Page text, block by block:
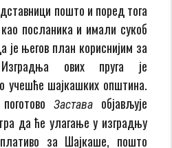
пошто и поред тога
посланика и имали сукоб
његов план кориснијим за
ових пруга је
учешће шајкашких општина.
Заставаобјављује
да ће улагање у изградњу
за Шајкаше, пошто